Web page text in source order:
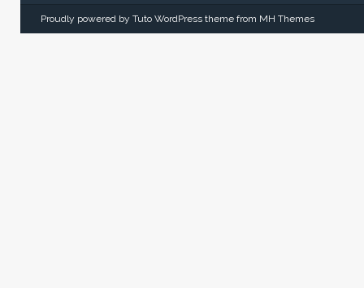
Proudly powered by Tuto WordPress theme from MH Themes